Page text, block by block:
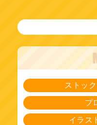
ストッ
プ
イラス